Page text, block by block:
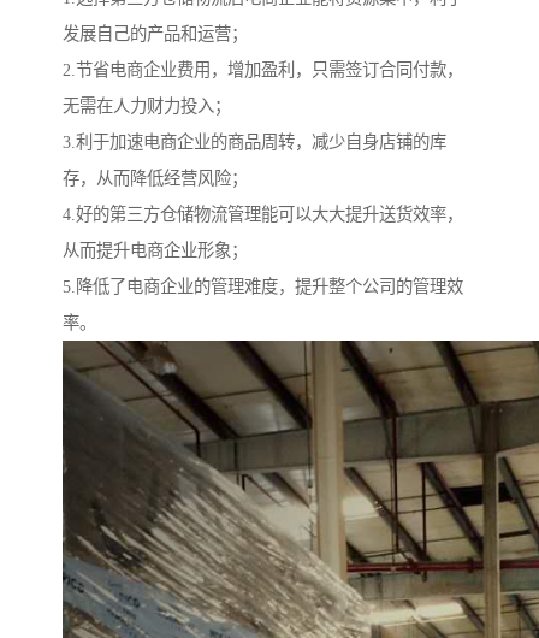
发展自己的产品和运营；
2.节省电商企业费用，增加盈利，只需签订合同付款，
无需在人力财力投入；
3.利于加速电商企业的商品周转，减少自身店铺的库
存，从而降低经营风险；
4.好的第三方仓储物流管理能可以大大提升送货效率，
从而提升电商企业形象；
5.降低了电商企业的管理难度，提升整个公司的管理效
率。